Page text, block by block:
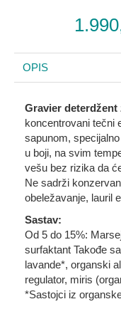
OPIS
Gravier deterdžent
koncentrovani tečni
sapunom,
u boji, na svim
vešu bez rizika da
Ne sadrži
obeležavanje, lauril
Sastav:
Od 5 do 15%:
surfaktant Takođe
lavande*, organski
regulator, miris
*Sastojci iz